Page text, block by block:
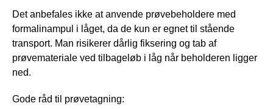
Det anbefales ikke at anvende prøvebeholdere med
formalinampul i låget, da de kun er egnet til stående
transport. Man risikerer dårlig fiksering og tab af
prøvemateriale ved tilbageløb i låg når beholderen ligger
ned.
Gode råd til prøvetagning: